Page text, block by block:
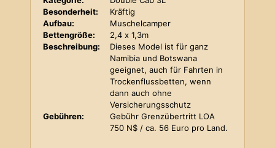
Besonderheit:
Kräftig
Aufbau:
Muschelcamper
Bettengröße:
2,4 x 1,3m
Beschreibung:
Dieses Model ist für ganz
Namibia und Botswana
geeignet, auch für Fahrten in
Trockenflussbetten, wenn
dann auch ohne
Versicherungsschutz
Gebühren:
Gebühr Grenzübertritt LOA
750 N$ / ca. 56 Euro pro Land.